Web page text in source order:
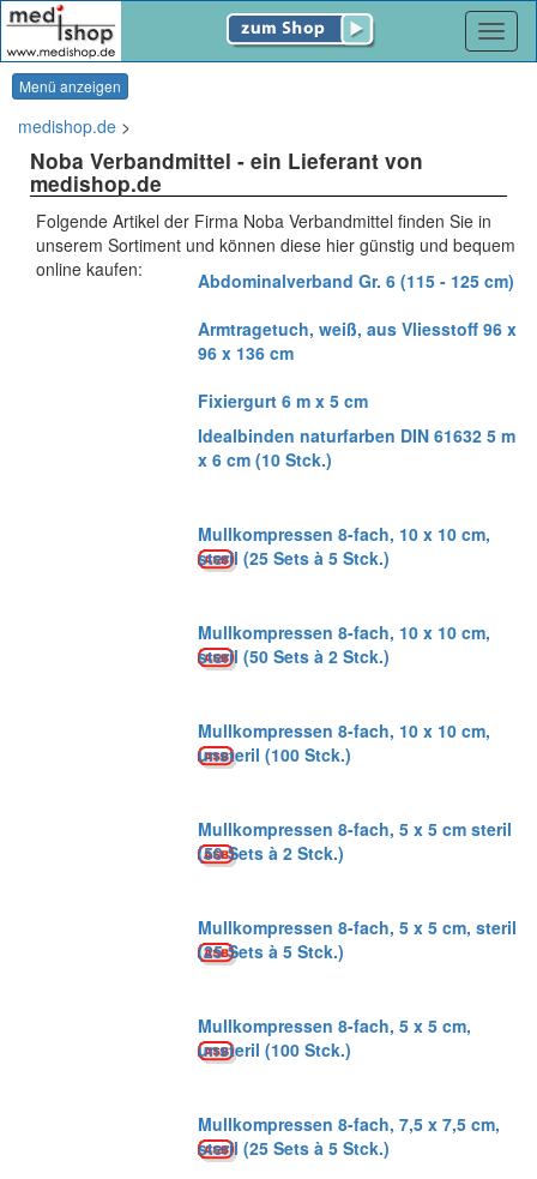
Menü anzeigen
medishop.de >
Noba Verbandmittel - ein Lieferant von
medishop.de
Folgende Artikel der Firma Noba Verbandmittel finden Sie in
unserem Sortiment und können diese hier günstig und bequem
online kaufen:
Abdominalverband Gr. 6 (115 - 125 cm)
Armtragetuch, weiß, aus Vliesstoff 96 x
96 x 136 cm
Fixiergurt 6 m x 5 cm
Idealbinden naturfarben DIN 61632 5 m
x 6 cm (10 Stck.)
Mullkompressen 8-fach, 10 x 10 cm,
steril (25 Sets à 5 Stck.)
Mullkompressen 8-fach, 10 x 10 cm,
steril (50 Sets à 2 Stck.)
Mullkompressen 8-fach, 10 x 10 cm,
unsteril (100 Stck.)
Mullkompressen 8-fach, 5 x 5 cm steril
(50 Sets à 2 Stck.)
Mullkompressen 8-fach, 5 x 5 cm, steril
(25 Sets à 5 Stck.)
Mullkompressen 8-fach, 5 x 5 cm,
unsteril (100 Stck.)
Mullkompressen 8-fach, 7,5 x 7,5 cm,
steril (25 Sets à 5 Stck.)